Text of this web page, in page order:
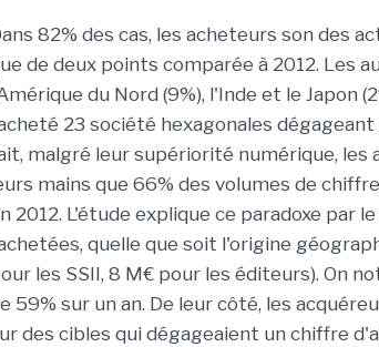
82% des cas, les acheteurs son des
de deux points comparée à 2012. Les
du Nord (9%), l'Inde et le Japon
23 société hexagonales
malgré leur supériorité numérique,
mains que 66% des volumes de
2012. L'étude explique ce paradoxe par
quelle que soit l'origine
les SSII, 8 M€ pour les éditeurs). On
59% sur un an. De leur côté, les
des cibles qui dégageaient un chiffre